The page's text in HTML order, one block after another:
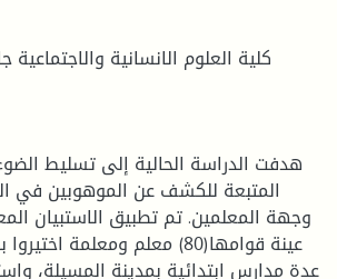
كلية العلوم الانسانية
هدفت الدراسة الحالية إلى تسليط
المتبعة للكشف عن الموهوبين في
وجهة المعلمين. تم تطبيق الاستبيان
عينة قوامها(80) معلم ومعلمة
عدة مدارس ابتدائية بمدينة المسيلة،